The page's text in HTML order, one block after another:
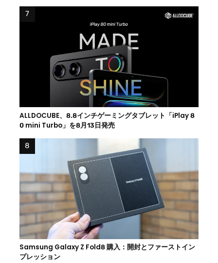
ALLDOCUBE、8.8インチゲーミングタブレット「iPlay 8
0 mini Turbo」を8月13日発売
Samsung Galaxy Z Fold8 購入：開封とファーストイン
プレッション